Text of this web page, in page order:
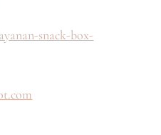
snack-box-